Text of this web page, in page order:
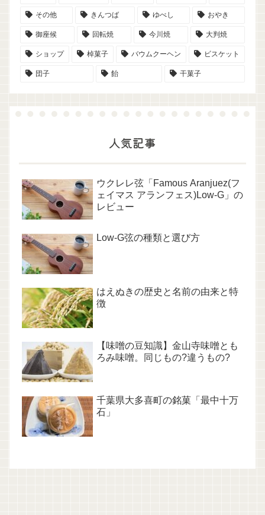
その他 きんつば ゆべし おやき
御座候 回転焼 今川焼 大判焼
ショップ 棹菓子 バウムクーヘン ビスケット
団子 飴 干菓子
人気記事
ウクレレ弦「Famous Aranjuez(フ
ェイマス アランフェス)Low-G」の
レビュー
Low-G弦の種類と選び方
はえぬきの歴史と名前の由来と特
徴
【味噌の豆知識】金山寺味噌とも
ろみ味噌。同じもの?違うもの?
千葉県大多喜町の銘菓「最中十万
石」